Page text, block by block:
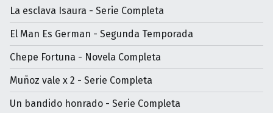
La esclava Isaura - Serie Completa
El Man Es German - Segunda Temporada
Chepe Fortuna - Novela Completa
Muñoz vale x 2 - Serie Completa
Un bandido honrado - Serie Completa